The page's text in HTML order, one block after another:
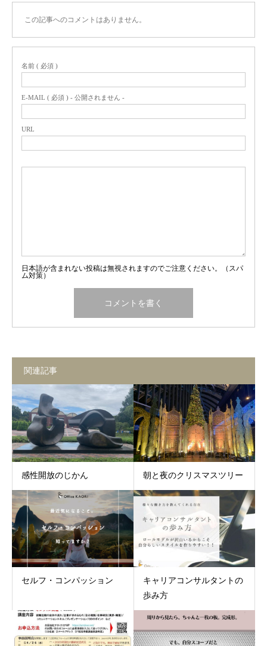
この記事へのコメントはありません。
名前 ( 必須 )
E-MAIL ( 必須 ) - 公開されません -
URL
日本語が含まれない投稿は無視されますのでご注意ください。（スパ
ム対策）
関連記事
感性開放のじかん 朝と夜のクリスマスツリー
セルフ・コンパッション
キャリアコンサルタントの
歩み方